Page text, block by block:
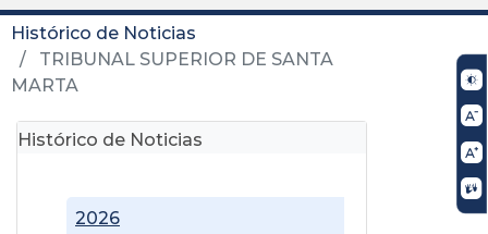
Histórico de Noticias
TRIBUNAL SUPERIOR DE SANTA
MARTA
Histórico de Noticias
2026